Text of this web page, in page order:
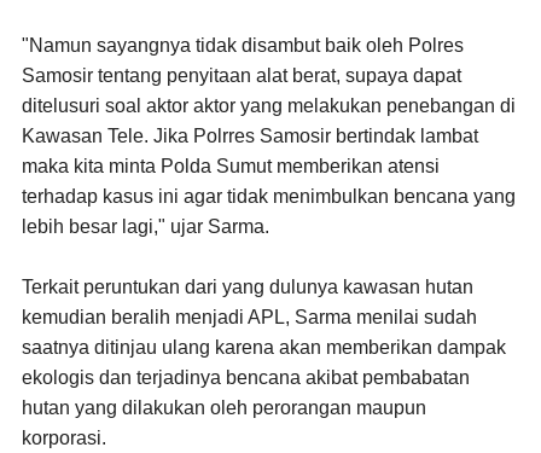
"Namun sayangnya tidak disambut baik oleh Polres
Samosir tentang penyitaan alat berat, supaya dapat
ditelusuri soal aktor aktor yang melakukan penebangan di
Kawasan Tele. Jika Polrres Samosir bertindak lambat
maka kita minta Polda Sumut memberikan atensi
terhadap kasus ini agar tidak menimbulkan bencana yang
lebih besar lagi," ujar Sarma.
Terkait peruntukan dari yang dulunya kawasan hutan
kemudian beralih menjadi APL, Sarma menilai sudah
saatnya ditinjau ulang karena akan memberikan dampak
ekologis dan terjadinya bencana akibat pembabatan
hutan yang dilakukan oleh perorangan maupun
korporasi.